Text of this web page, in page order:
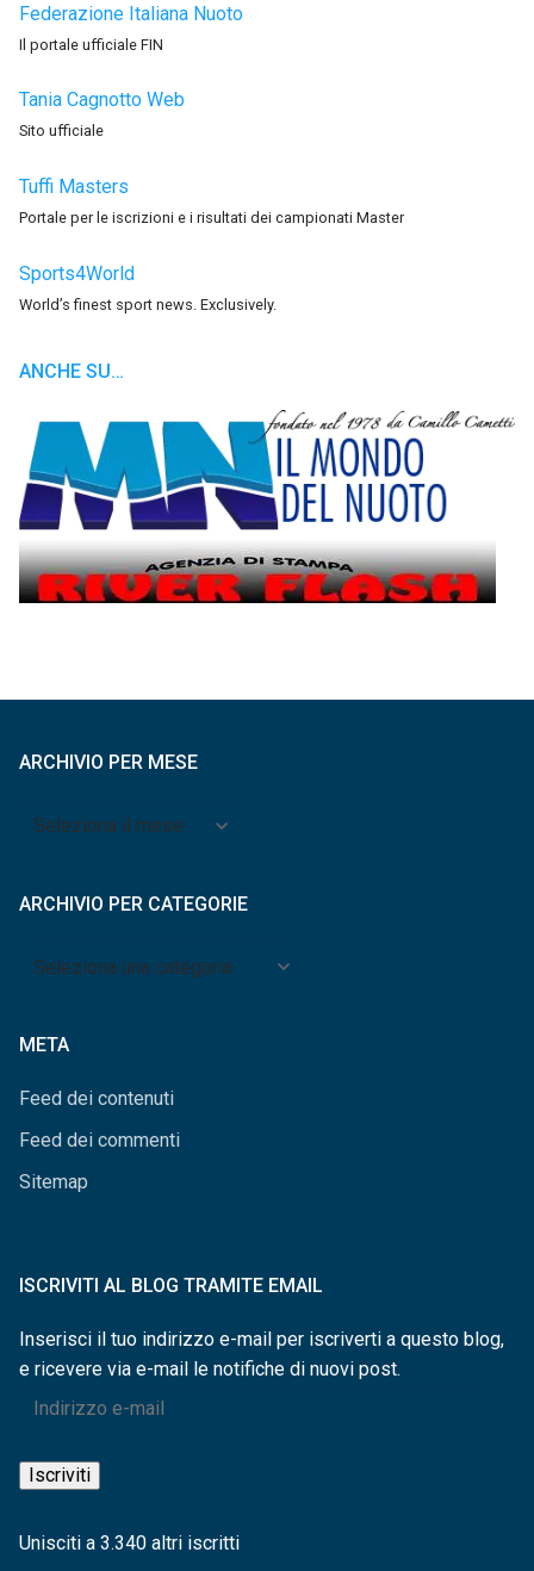
Federazione Italiana Nuoto
Il portale ufficiale FIN
Tania Cagnotto Web
Sito ufficiale
Tuffi Masters
Portale per le iscrizioni e i risultati dei campionati Master
Sports4World
World’s finest sport news. Exclusively.
ANCHE SU…
ARCHIVIO PER MESE
Archivio
ARCHIVIO PER CATEGORIE
Archivio
META
Feed dei contenuti
Feed dei commenti
Sitemap
ISCRIVITI AL BLOG TRAMITE EMAIL
Inserisci il tuo indirizzo e-mail per iscriverti a questo blog,
e ricevere via e-mail le notifiche di nuovi post.
Indirizzo
mail
Iscriviti
Unisciti a 3.340 altri iscritti